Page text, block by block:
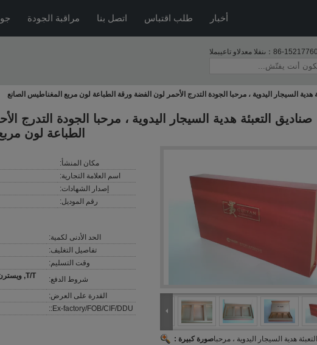
مراقبة الجودة اتصل بنا طلب اقتباس أخبار
المبيعات والدعم الفنى： 86-
هدية السيجار اليدوية ، مرحبا الجودة التدرج الأحمر لون الفضة ورقة الطباعة لون مربع المغناطيس الصانع
صناديق التعبئة هدية السيجار اليدوية ، مرحبا الجودة التدرج
الطباعة لون
صورة كبيرة :هدية السيجار اليدوية ، مرحبا
مكان المنشأ:
اسم العلامة التجارية:
إصدار الشهادات:
رقم الموديل:
الحد الأدنى لكمية:
تفاصيل التغليف:
وقت التسليم:
شروط الدفع:
القدرة على العرض:
Ex-factory/FOB/CIF/DDU::